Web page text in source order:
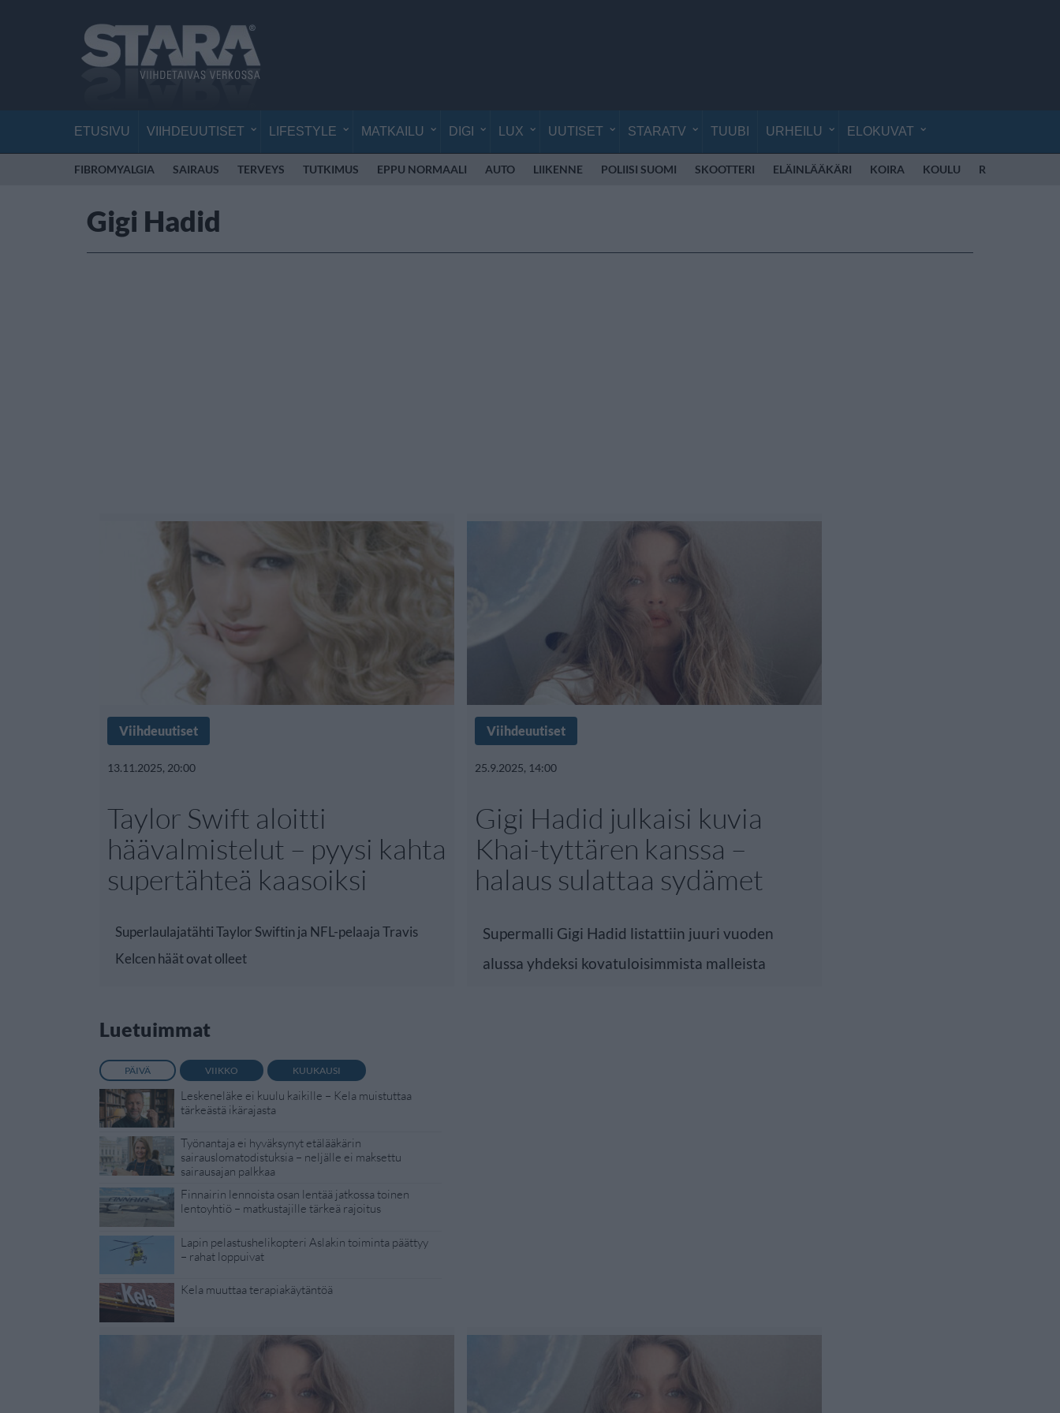
ETUSIVU VIIHDEUUTISET LIFESTYLE MATKAILU DIGI LUX UUTISET STARATV TUUBI URHEILU ELOKUVAT
FIBROMYALGIA SAIRAUS TERVEYS TUTKIMUS EPPU NORMAALI AUTO LIIKENNE POLIISI SUOMI SKOOTTERI ELÄINLÄÄKÄRI KOIRA KOULU REPPU
Gigi Hadid
Viihdeuutiset
13.11.2025, 20:00
Taylor Swift aloitti
häävalmistelut – pyysi kahta
supertähteä kaasoiksi
Superlaulajatähti Taylor Swiftin ja NFL-pelaaja Travis
Kelcen häät ovat olleet
Viihdeuutiset
25.9.2025, 14:00
Gigi Hadid julkaisi kuvia
Khai-tyttären kanssa –
halaus sulattaa sydämet
Supermalli Gigi Hadid listattiin juuri vuoden
alussa yhdeksi kovatuloisimmista malleista
Luetuimmat
PÄIVÄ VIIKKO KUUKAUSI
Leskeneläke ei kuulu kaikille – Kela muistuttaa
tärkeästä ikärajasta
Työnantaja ei hyväksynyt etälääkärin
sairauslomatodistuksia – neljälle ei maksettu
sairausajan palkkaa
Finnairin lennoista osan lentää jatkossa toinen
lentoyhtiö – matkustajille tärkeä rajoitus
Lapin pelastushelikopteri Aslakin toiminta päättyy
– rahat loppuivat
Kela muuttaa terapiakäytäntöä